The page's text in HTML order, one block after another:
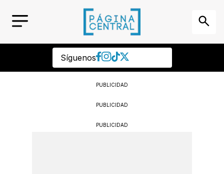
Síguenos
PUBLICIDAD
PUBLICIDAD
PUBLICIDAD